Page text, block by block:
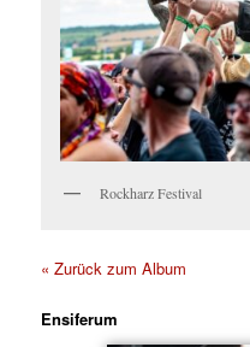
Rockharz Festival
« Zurück zum Album
Ensiferum